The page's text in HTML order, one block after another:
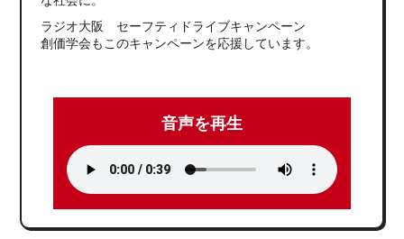
ラジオ大阪 セーフティドライブキャンペーン
創価学会もこのキャンペーンを応援しています。
音声を再生